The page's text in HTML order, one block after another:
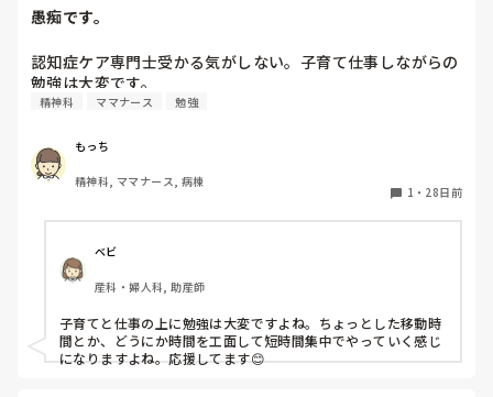
しんどい時や何をしたら良いか分からない時はプリセプターや
の場合が好きなのであれば、ぜひ頑張ってくださいね
愚痴です。
認知症ケア専門士受かる気がしない。子育て仕事しながらの
勉強は大変です。
精神科 ママナース 勉強
もっち
精神科, ママナース, 病棟
1 ・ 28日前
ベビ
産科・婦人科, 助産師
子育てと仕事の上に勉強は大変ですよね。ちょっとした移動時
間とか、どうにか時間を工面して短時間集中でやっていく感じ
になりますよね。応援してます😊